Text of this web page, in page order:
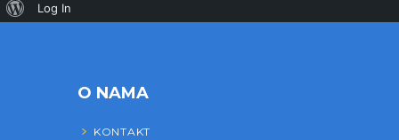
O NAMA
KONTAKT
Log In